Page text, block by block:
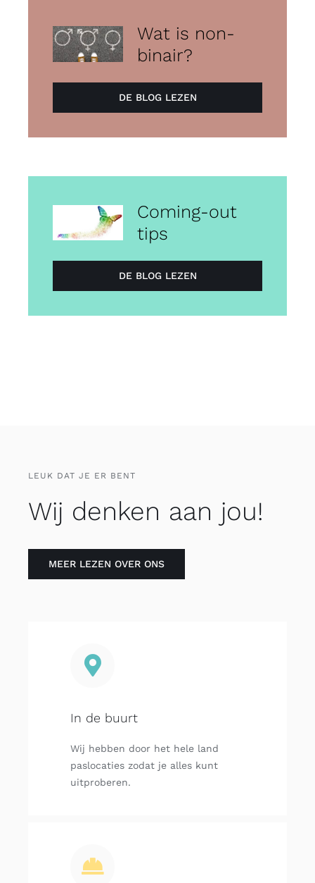
Wat is non-
binair?
DE BLOG LEZEN
Coming-out
tips
DE BLOG LEZEN
LEUK DAT JE ER BENT
Wij denken aan jou!
MEER LEZEN OVER ONS
In de buurt
Wij hebben door het hele land
paslocaties zodat je alles kunt
uitproberen.